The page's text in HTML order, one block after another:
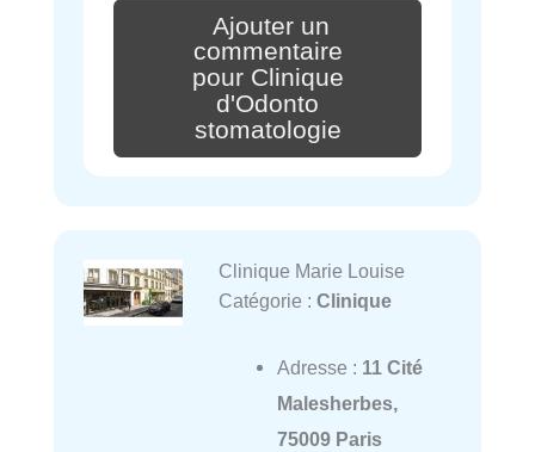
Ajouter un
commentaire
pour Clinique
d'Odonto
stomatologie
Clinique Marie Louise
Catégorie : Clinique
Adresse : 11 Cité
Malesherbes,
75009 Paris